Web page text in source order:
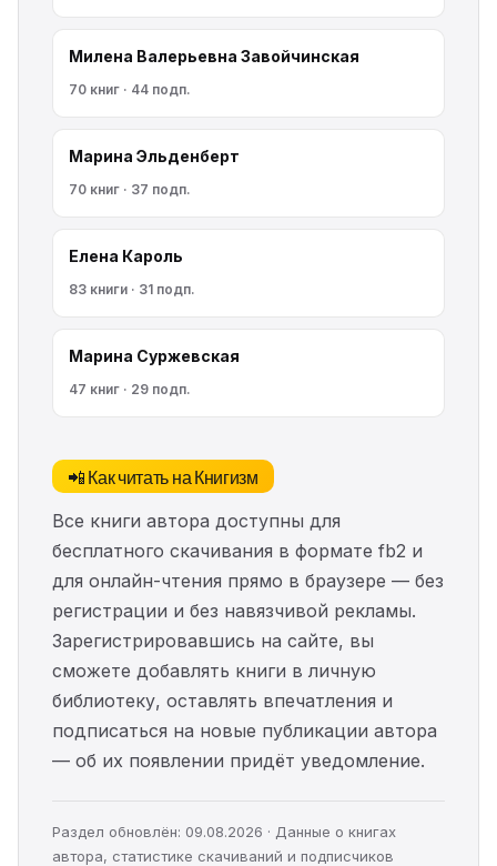
Милена Валерьевна Завойчинская
70 книг · 44 подп.
Марина Эльденберт
70 книг · 37 подп.
Елена Кароль
83 книги · 31 подп.
Марина Cyржевcкая
47 книг · 29 подп.
📲 Как читать на Книгизм
Все книги автора доступны для
бесплатного скачивания в формате fb2 и
для онлайн-чтения прямо в браузере — без
регистрации и без навязчивой рекламы.
Зарегистрировавшись на сайте, вы
сможете добавлять книги в личную
библиотеку, оставлять впечатления и
подписаться на новые публикации автора
— об их появлении придёт уведомление.
Раздел обновлён: 09.08.2026 · Данные о книгах
автора, статистике скачиваний и подписчиков